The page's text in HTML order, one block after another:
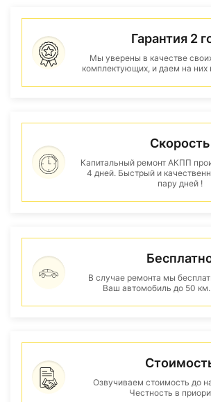
Гарантия 2
Мы уверены в качестве
комплектующих, и даем на них
Скорость
Капитальный ремонт АКПП
4 дней. Быстрый и
пару дней !
В случае ремонта мы
Ваш автомобиль до 50
Озвучиваем стоимость до
Честность в